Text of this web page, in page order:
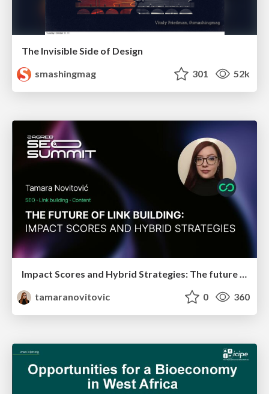
The Invisible Side of Design
smashingmag
301 52k
Impact Scores and Hybrid Strategies: The future of link building
tamaranovitovic
0 360